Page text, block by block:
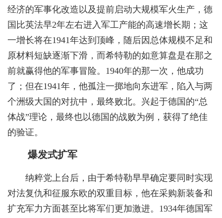
经济的军事化改造以及提前启动大规模军火生产，德
国比英法早2年左右进入军工产能的高速增长期；这
一增长将在1941年达到顶峰，随后因总体规模不足和
原材料短缺逐渐下滑，而希特勒的如意算盘是在那之
前就赢得他的军事冒险。1940年的那一次，他成功
了；但在1941年，他孤注一掷地向东进军，陷入与两
个洲级大国的对抗中，最终败北。兴起于德国的“总
体战”理论，最终也以德国的战败为例，获得了绝佳
的验证。
爆发式扩军
纳粹党上台后，由于希特勒早早确定要同时实现
对法复仇和征服东欧的双重目标，他在采购新装备和
扩充军力方面甚至比将军们更加激进。1934年德国军